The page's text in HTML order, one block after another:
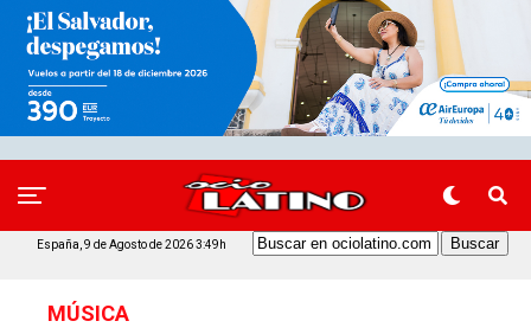
España, 9 de Agosto de 2026 3:49h
MÚSICA